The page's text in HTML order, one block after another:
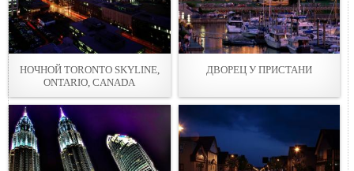
НОЧНОЙ TORONTO SKYLINE,
ONTARIO, CANADA
ДВОРЕЦ У ПРИСТАНИ